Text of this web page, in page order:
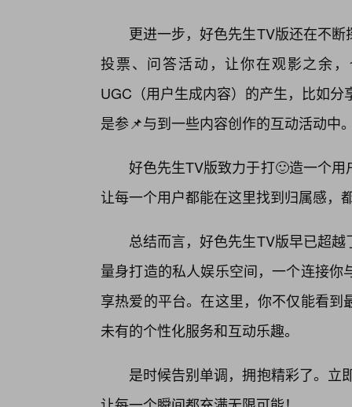
更进一步，好色先生TV版还在不
投票、问答活动，让你在观影之余
UGC（用户生成内容）的产生，比如
是参📌与到一些内容创作的互动活动中
好色先生TV版致力于打🙂造一个
让每一个用户都能在这里找到归属感，
总结而言，好色先生TV版早已超
量身打造的私人娱乐空间，一个连接
享热爱的平台。在这里，你不仅能看
未有的个性化服务和互动乐趣。
是时候告别单调，拥抱精彩了。立